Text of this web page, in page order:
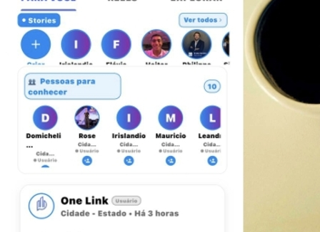
Cruzeiro